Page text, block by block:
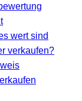
wert sind
verkaufen?